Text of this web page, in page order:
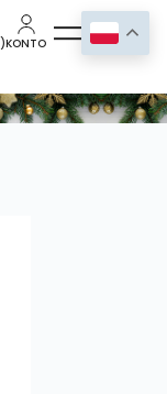
)KONTO